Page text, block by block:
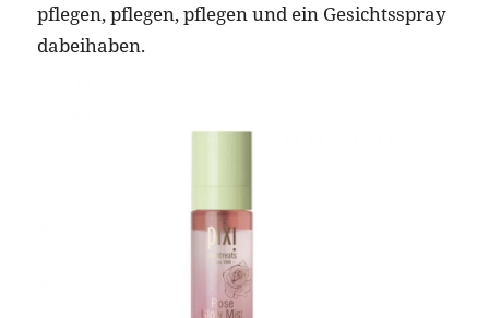
pflegen, pflegen, pflegen und ein Gesichtsspray
dabeihaben.